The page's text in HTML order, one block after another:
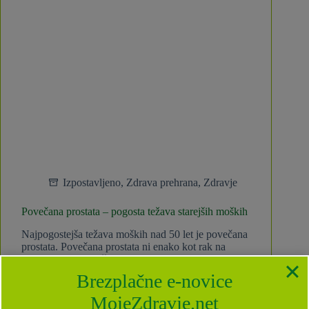
Izpostavljeno, Zdrava prehrana, Zdravje
Povečana prostata – pogosta težava starejših moških
Najpogostejša težava moških nad 50 let je povečana
prostata. Povečana prostata ni enako kot rak na
prostati in ne povečuje tveganja za raka. Vendar pa
kakovost življenja moškega. Prostata je majhna,
Brezplačne e-novice
MojeZdravje.net